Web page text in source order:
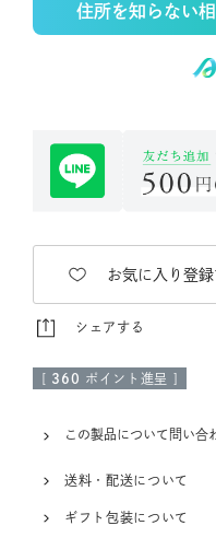
住所を知らない
お気に入り登録
シェアする
360 ポイント進呈 ]
この製品について問い合
送料・配送について
ギフト包装について